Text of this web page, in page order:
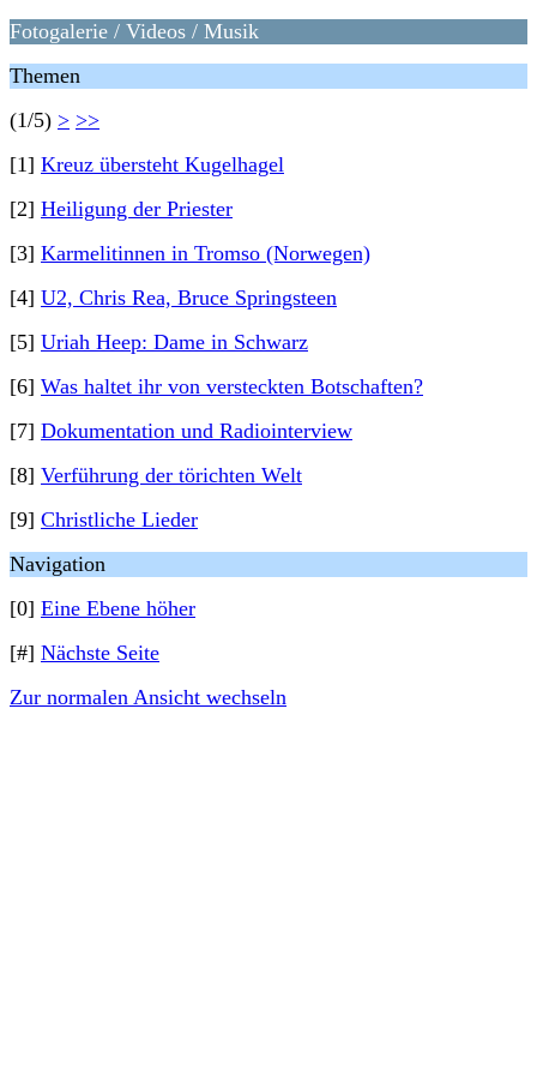
Fotogalerie / Videos / Musik
Themen
(1/5) > >>
[1] Kreuz übersteht Kugelhagel
[2] Heiligung der Priester
[3] Karmelitinnen in Tromso (Norwegen)
[4] U2, Chris Rea, Bruce Springsteen
[5] Uriah Heep: Dame in Schwarz
[6] Was haltet ihr von versteckten Botschaften?
[7] Dokumentation und Radiointerview
[8] Verführung der törichten Welt
[9] Christliche Lieder
Navigation
[0] Eine Ebene höher
[#] Nächste Seite
Zur normalen Ansicht wechseln